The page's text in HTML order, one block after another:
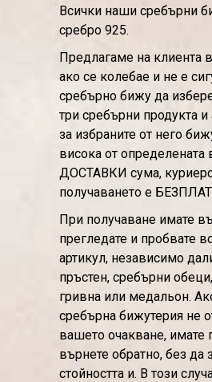
Всички наши сребърни
сребро 925.
Предлагаме на клиента
ако се колебае и не е
сребърно бижу да
три сребърни продукта и
за избраните от него
висока от определената
ДОСТАВКИ сума,
получаването е
При получаване имате
прегледате и пробвате
артикул, независимо
пръстен, сребърни
гривна или медальон.
сребърна бижутерия не
вашето очакване, имате
върнете обратно, без да
стойността и. В този